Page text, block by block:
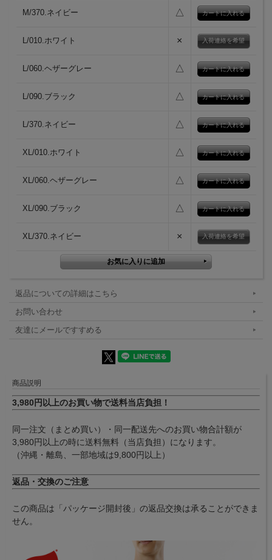
M/370.ネイビー △
L/010.ホワイト × 入荷連絡を希望
L/060.ヘザーグレー △
L/090.ブラック △
L/370.ネイビー △
XL/010.ホワイト △
XL/060.ヘザーグレー △
XL/090.ブラック △
XL/370.ネイビー × 入荷連絡を希望
返品についての詳細はこちら
お問い合わせ
友達にメールですすめる
商品説明
3,980円以上のお買い物で送料当店負担！
同一注文（まとめ買い）・同一配送先へのお買い物合計額が
3,980円以上の時に送料無料（当店負担）になります。
（沖縄・離島、一部地域は9,800円以上）
返品・交換のご注意
この商品は「パッケージ開封後」の返品交換は承ることができま
せん。